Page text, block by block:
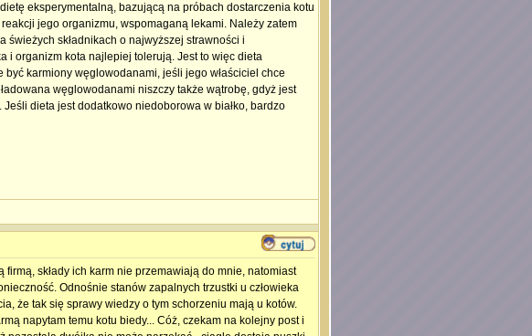
eksperymentalną, bazującą na próbach dostarczenia kotu
jego organizmu, wspomaganą lekami. Należy zatem
świeżych składnikach o najwyższej strawności i
i organizm kota najlepiej tolerują. Jest to więc dieta
karmiony węglowodanami, jeśli jego właściciel chce
węglowodanami niszczy także wątrobę, gdyż jest
dieta jest dodatkowo niedoborowa w białko, bardzo
firmą, składy ich karm nie przemawiają do mnie, natomiast
Odnośnie stanów zapalnych trzustki u człowieka
że tak się sprawy wiedzy o tym schorzeniu mają u kotów.
napytam temu kotu biedy... Cóż, czekam na kolejny post i